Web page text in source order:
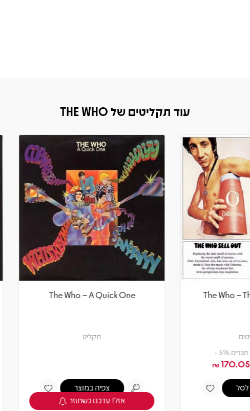
עוד תקליטים של THE WHO
The Who – A Quick One
צפיה במוצר
אזל! עדכנו כשחוזר
The Who – Face Dances
צפיה במוצר
אזל! עדכנו כשחוזר